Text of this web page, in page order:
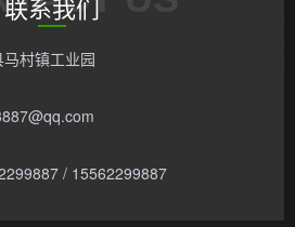
联系我们
村镇工业园
/ 15562299887